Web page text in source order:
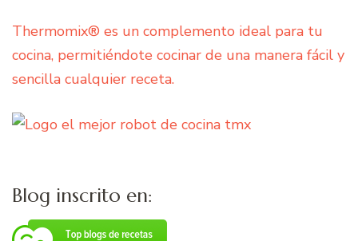
Thermomix® es un complemento ideal para tu
cocina, permitiéndote cocinar de una manera fácil y
sencilla cualquier receta.
Blog inscrito en: